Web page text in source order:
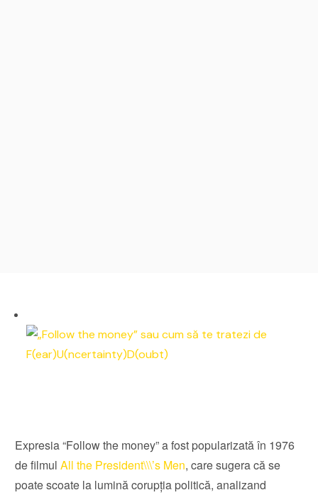
Expresia “Follow the money” a fost popularizată în 1976
de filmulAll the President\\\’s Men, care sugera că se
poate scoate la lumină corupția politică, analizand